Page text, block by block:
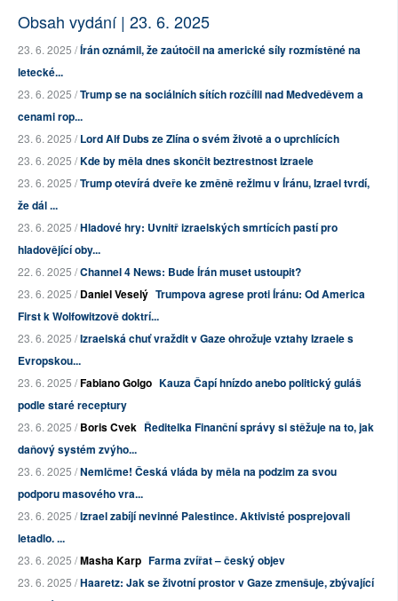
Obsah vydání | 23. 6. 2025
23. 6. 2025 /Írán oznámil, že zaútočil na americké síly rozmístěné na
letecké...
23. 6. 2025 /Trump se na sociálních sítích rozčílil nad Medveděvem a
cenami rop...
23. 6. 2025 /Lord Alf Dubs ze Zlína o svém životě a o uprchlících
23. 6. 2025 /Kde by měla dnes skončit beztrestnost Izraele
23. 6. 2025 /Trump otevírá dveře ke změně režimu v Íránu, Izrael tvrdí,
že dál ...
23. 6. 2025 /Hladové hry: Uvnitř izraelských smrtících pastí pro
hladovějící oby...
22. 6. 2025 /Channel 4 News: Bude Írán muset ustoupit?
23. 6. 2025 /Daniel Veselý Trumpova agrese proti Íránu: Od America
First k Wolfowitzově doktrí...
23. 6. 2025 /Izraelská chuť vraždit v Gaze ohrožuje vztahy Izraele s
Evropskou...
23. 6. 2025 /Fabiano Golgo Kauza Čapí hnízdo anebo politický guláš
podle staré receptury
23. 6. 2025 /Boris Cvek Ředitelka Finanční správy si stěžuje na to, jak
daňový systém zvýho...
23. 6. 2025 /Nemlčme! Česká vláda by měla na podzim za svou
podporu masového vra...
23. 6. 2025 /Izrael zabíjí nevinné Palestince. Aktivisté posprejovali
letadlo. ...
23. 6. 2025 /Masha Karp Farma zvířat – český objev
23. 6. 2025 /Haaretz: Jak se životní prostor v Gaze zmenšuje, zbývající